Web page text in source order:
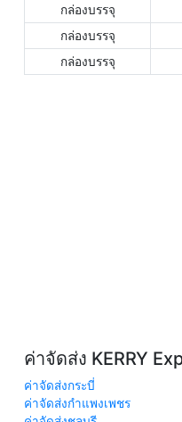
กล่องบรรจุ
กล่องบรรจุ
กล่องบรรจุ
ค่าจัดส่ง KERRY
ค่าจัดส่งกระบี่
ค่าจัดส่งกำแพงเพชร